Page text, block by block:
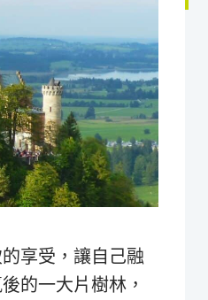
享受，讓自己融
的一大片樹林，